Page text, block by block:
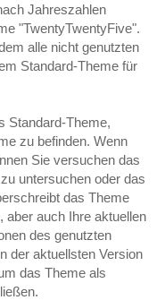
Jahreszahlen
"TwentyTwentyFive".
alle nicht genutzten
Standard-Theme für
Standard-Theme,
zu befinden. Wenn
Sie versuchen das
untersuchen oder das
das Theme
aber auch Ihre aktuellen
des genutzten
der aktuellsten Version
das Theme als